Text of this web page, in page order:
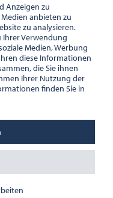
Anzeigen zu
anbieten zu
zu analysieren.
Verwendung
Medien, Werbung
diese Informationen
die Sie ihnen
Ihrer Nutzung der
finden Sie in